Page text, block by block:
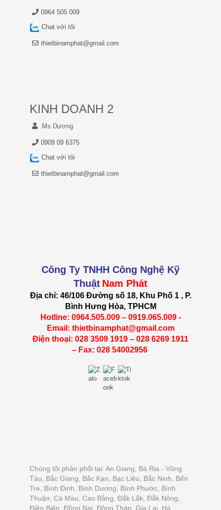
0964 505 009
Chat với tôi
thietbinamphat@gmail.com
KINH DOANH 2
Ms Dương
0909 09 6375
Chat với tôi
thietbinamphat@gmail.com
Công Ty TNHH Công Nghệ Kỹ
Thuật Nam Phát
Địa chỉ: 46/106 Đường số 18, Khu Phố 1 , P.
Bình Hưng Hòa, TPHCM
Hotline: 0964.505.009 – 0919.065.009 -
Email: thietbinamphat@gmail.com
Điện thoại: 028 3509 1919 – 028 6269 1911
– Fax: 028 54002956
Chúng tôi phân phối tại: An Giang, Bà Rịa - Vũng
Tàu, Bắc Giang, Bắc Kạn, Bạc Liêu, Bắc Ninh, Bến
Tre, Bình Định, Bình Dương, Bình Phước, Bình
Thuận, Cà Mau, Cao Bằng, Đắk Lắk, Đắk Nông,
Điện Biên, Đồng Nai, Đồng Tháp, Gia Lai, Hà